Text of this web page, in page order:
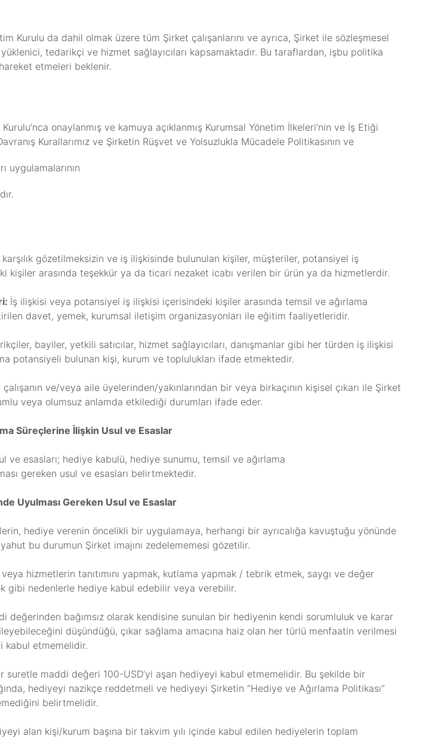
Kurulu da dahil olmak üzere tüm Şirket çalışanlarını ve ayrıca, Şirket ile sözleşmesel
tedarikçi ve hizmet sağlayıcıları kapsamaktadır. Bu taraflardan, işbu politika
etmeleri beklenir.
onaylanmış ve kamuya açıklanmış Kurumsal Yönetim İlkeleri’nin ve İş Etiği
Kurallarımız ve Şirketin Rüşvet ve Yolsuzlukla Mücadele Politikasının ve
uygulamalarının
gözetilmeksizin ve iş ilişkisinde bulunulan kişiler, müşteriler, potansiyel iş
kişiler arasında teşekkür ya da ticari nezaket icabı verilen bir ürün ya da hizmetlerdir.
İş ilişkisi veya potansiyel iş ilişkisi içerisindeki kişiler arasında temsil ve ağırlama
davet, yemek, kurumsal iletişim organizasyonları ile eğitim faaliyetleridir.
bayiler, yetkili satıcılar, hizmet sağlayıcıları, danışmanlar gibi her türden iş ilişkisi
potansiyeli bulunan kişi, kurum ve toplulukları ifade etmektedir.
çalışanın ve/veya aile üyelerinden/yakınlarından bir veya birkaçının kişisel çıkarı ile Şirket
veya olumsuz anlamda etkilediği durumları ifade eder.
Süreçlerine İlişkin Usul ve Esaslar
ve esasları; hediye kabulü, hediye sunumu, temsil ve ağırlama
gereken usul ve esasları belirtmektedir.
Uyulması Gereken Usul ve Esaslar
hediye verenin öncelikli bir uygulamaya, herhangi bir ayrıcalığa kavuştuğu yönünde
bu durumun Şirket imajını zedelememesi gözetilir.
veya hizmetlerin tanıtımını yapmak, kutlama yapmak / tebrik etmek, saygı ve değer
gibi nedenlerle hediye kabul edebilir veya verebilir.
değerinden bağımsız olarak kendisine sunulan bir hediyenin kendi sorumluluk ve karar
düşündüğü, çıkar sağlama amacına haiz olan her türlü menfaatin verilmesi
kabul etmemelidir.
suretle maddi değeri 100-USD’yi aşan hediyeyi kabul etmemelidir. Bu şekilde bir
hediyeyi nazikçe reddetmeli ve hediyeyi Şirketin “Hediye ve Ağırlama Politikası”
belirtmelidir.
alan kişi/kurum başına bir takvim yılı içinde kabul edilen hediyelerin toplam